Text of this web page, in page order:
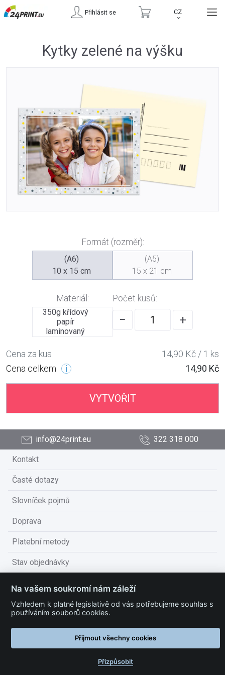
Přihlásit se CZ
›
Kytky zelené na výšku
Formát (rozměr):
(A6)
10 x 15 cm
(A5)
15 x 21 cm
Materiál:
350g křídový
papír
laminovaný
Počet kusů:
− +
Cena za kus
14,90 Kč / 1 ks
Cena celkem
14,90 Kč
VYTVOŘIT
info@24print.eu 322 318 000
Kontakt
Časté dotazy
Slovníček pojmů
Doprava
Platební metody
Stav objednávky
Obchodní podmínky
Technické podmínky
Na vašem soukromí nám záleží
Vzhledem k platné legislativě od vás potřebujeme souhlas s
používáním souborů cookies.
Přijmout všechny cookies
Přizpůsobit